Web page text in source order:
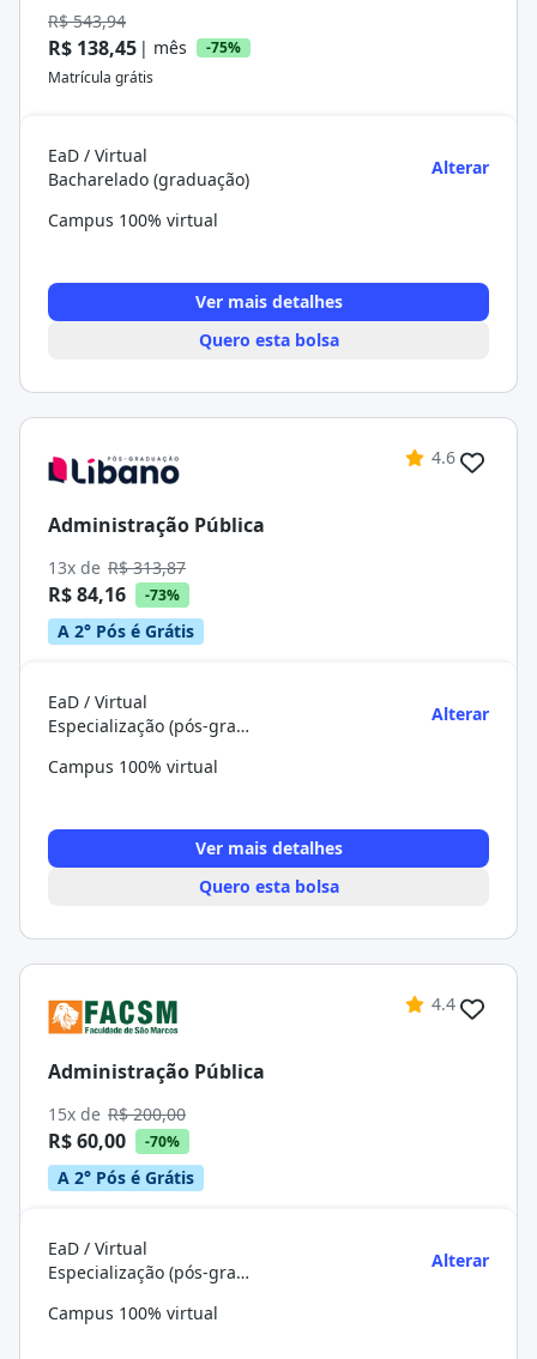
R$ 543,94
R$ 138,45 | mês
-75%
Matrícula grátis
EaD / Virtual
Bacharelado (graduação)
Alterar
Campus 100% virtual
Ver mais detalhes
Quero esta bolsa
4.6
Administração Pública
13x de R$ 313,87
R$ 84,16 -73%
A 2° Pós é Grátis
EaD / Virtual
Especialização (pós-graduação)
Alterar
Campus 100% virtual
Ver mais detalhes
Quero esta bolsa
4.4
Administração Pública
15x de R$ 200,00
R$ 60,00 -70%
A 2° Pós é Grátis
EaD / Virtual
Especialização (pós-graduação)
Alterar
Campus 100% virtual